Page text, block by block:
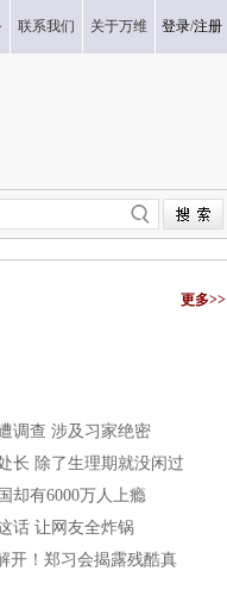
联系我们 关于万维 登录/注册
更多>>
调查 涉及习家绝密
长 除了生理期就没闲过
却有6000万人上瘾
话 让网友全炸锅
开！郑习会揭露残酷真